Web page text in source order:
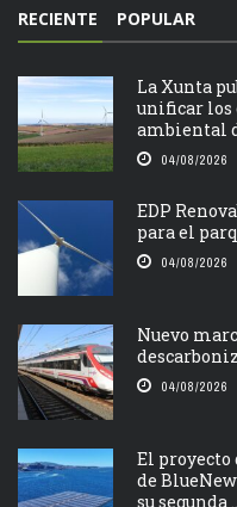
RECIENTE POPULAR
La Xunta
unificar los
ambiental
04/08/2026
EDP
para el
04/08/2026
Nuevo
04/08/2026
El
de
su segunda